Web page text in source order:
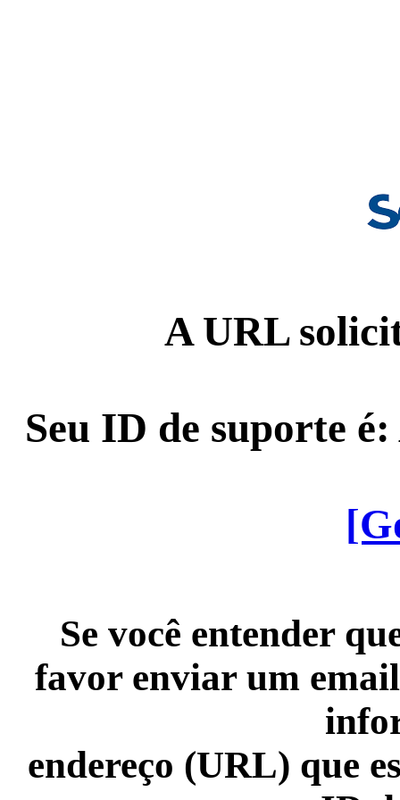
A URL
Seu ID de suporte
Se você entender
favor enviar um
endereço (URL) que